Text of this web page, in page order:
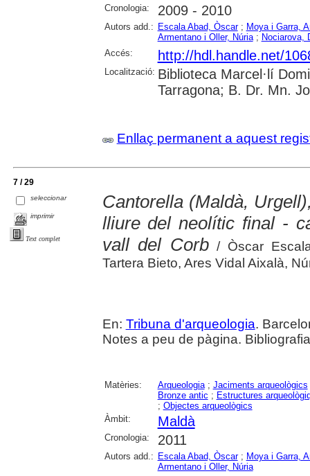
Cronologia: 2009 - 2010
Autors add.: Escala Abad, Òscar; Moya i Garra,
Armentano i Oller, Núria; Nociarova,
Accés:
http://hdl.handle.net/
Localització: Biblioteca Marcel·lí
Tarragona; B. Dr. Mn.
Enllaç permanent a aquest
7 / 29
seleccionar
imprimir
Text complet
Cantorella (Maldà,
lliure del neolític final -
vall del Corb / Òscar
Tartera Bieto, Ares Vidal Aixalà,
En: Tribuna d'arqueologia.
Notes a peu de pàgina.
Matèries: Arqueologia; Jaciments arqueològics
Bronze antic ; Estructures
; Objectes arqueològics
Àmbit:
Maldà
Cronologia: 2011
Autors add.: Escala Abad, Òscar; Moya i Garra,
Armentano i Oller, Núria